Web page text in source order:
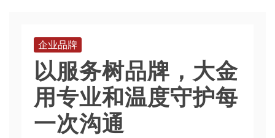
企业品牌
以服务树品牌，大金
用专业和温度守护每
一次沟通